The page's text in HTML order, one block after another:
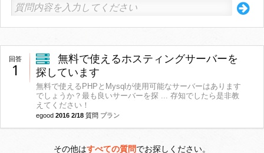
回答
1
無料で使えるホスティングサーバーを
探しています
無料で使えるPHPとMysqlが使用可能なサーバーはあります
でしょうか？最も良いサーバーを探 ... 存知でしたら是非教
えてください！
egood 2016 2/18 質問 プラン
その他はすべての質問でお探しください。